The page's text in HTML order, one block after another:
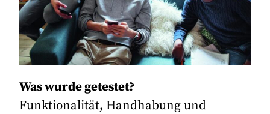
Was wurde getestet?
Funktionalität, Handhabung und